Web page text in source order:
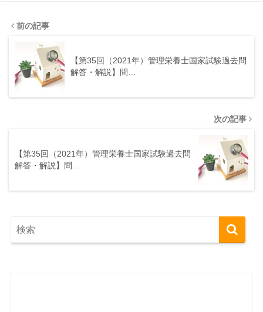
前の記事
【第35回（2021年）管理栄養士国家試験過去問
解答・解説】問…
次の記事
【第35回（2021年）管理栄養士国家試験過去問
解答・解説】問…